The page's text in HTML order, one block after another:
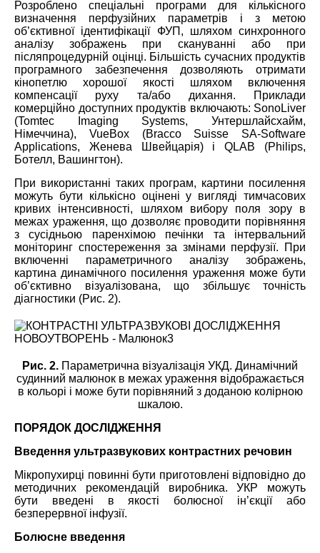
Розроблено спеціальні програми для кількісного
визначення перфузійних параметрів і з метою
об’єктивної ідентифікації ФУП, шляхом синхронного
аналізу зображень при скануванні або при
післяпроцедурній оцінці. Більшість сучасних продуктів
програмного забезпечення дозволяють отримати
кінопетлю хорошої якості шляхом включення
компенсації руху та/або дихання. Приклади
комерційно доступних продуктів включають: SonoLiver
(Tomtec Imaging Systems, Унтершлайсхайм,
Німеччина), VueBox (Bracco Suisse SA-Software
Applications, Женева Швейцарія) і QLAB (Philips,
Ботелл, Вашингтон).
При використанні таких програм, картини посилення
можуть бути кількісно оцінені у вигляді тимчасових
кривих інтенсивності, шляхом вибору поля зору в
межах ураження, що дозволяє проводити порівняння
з сусідньою паренхімою печінки та інтервальний
моніторинг спостереження за змінами перфузії. При
включенні параметричного аналізу зображень,
картина динамічного посилення ураження може бути
об’єктивно візуалізована, що збільшує точність
діагностики (Рис. 2).
Рис. 2. Параметрична візуалізація УКД. Динамічний
судинний малюнок в межах ураження відображається
в кольорі і може бути порівняний з доданою колірною
шкалою.
ПОРЯДОК ДОСЛІДЖЕННЯ
Введення ультразвукових контрастних речовин
Мікропухирці повинні бути приготовлені відповідно до
методичних рекомендацій виробника. УКР можуть
бути введені в якості болюсної ін’єкції або
безперервної інфузії.
Болюсне введення